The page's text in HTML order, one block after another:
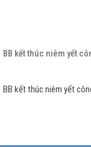
BB kết thúc niêm yết
BB kết thúc niêm yết